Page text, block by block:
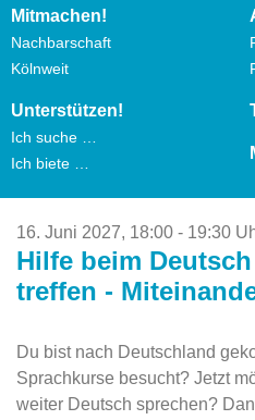
Mitmachen!
Nachbarschaft
Kölnweit
Unterstützen!
Ich suche …
Ich biete …
16. Juni 2027, 18:00 - 19:30
Hilfe beim
treffen -
Du bist nach Deutschland
Sprachkurse besucht? Jetzt
weiter Deutsch sprechen?